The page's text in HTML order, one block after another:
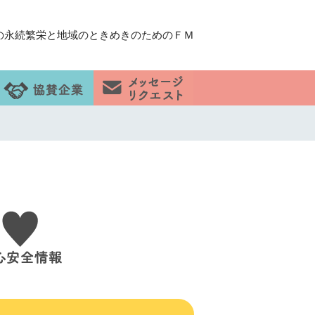
永続繁栄と地域のときめきのためのＦＭ